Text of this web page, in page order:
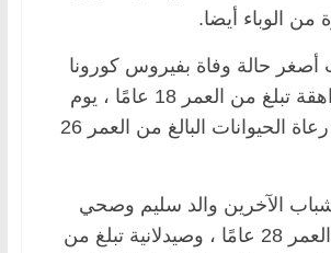
من الوباء أيضا.
أصغر حالة وفاة بفيروس كورونا
في بريطانيا مراهقة تبلغ من العمر 18 عامًا ، يوم
الأحد توفي أحد رعاة الحيوانات البالغ من العمر 26
الآخرين والد سليم وصحي
جسديا يبلغ من العمر 28 عامًا ، وصيدلانية تبلغ من